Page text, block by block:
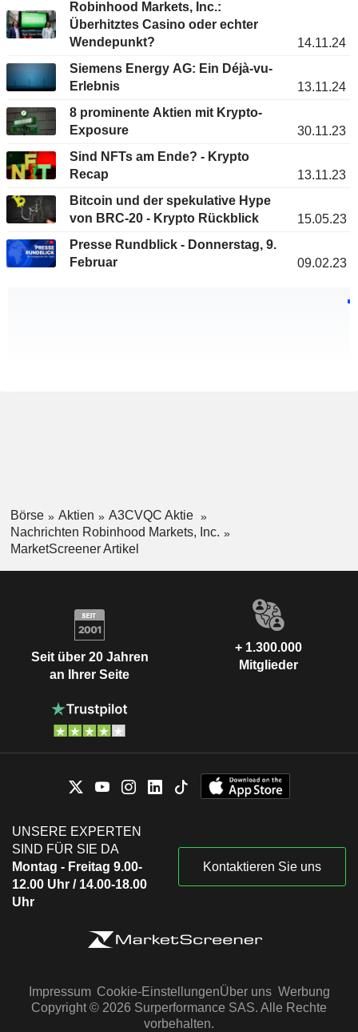
Robinhood Markets, Inc.:
Überhitztes Casino oder echter
Wendepunkt?
14.11.24
Siemens Energy AG: Ein Déjà-vu-
Erlebnis
13.11.24
8 prominente Aktien mit Krypto-
Exposure
30.11.23
Sind NFTs am Ende? - Krypto
Recap
13.11.23
Bitcoin und der spekulative Hype
von BRC-20 - Krypto Rückblick
15.05.23
Presse Rundblick - Donnerstag, 9.
Februar
09.02.23
Börse Aktien
A3CVQC Aktie
Nachrichten Robinhood Markets, Inc.
MarketScreener Artikel
Seit über 20 Jahren
an Ihrer Seite
+ 1.300.000
Mitglieder
UNSERE EXPERTEN
SIND FÜR SIE DA
Montag - Freitag 9.00-
12.00 Uhr / 14.00-18.00
Uhr
Kontaktieren Sie uns
Impressum Cookie-EinstellungenÜber uns Werbung
Copyright © 2026 Surperformance SAS. Alle Rechte
vorbehalten.